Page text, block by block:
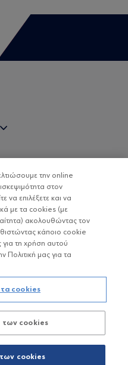
ΑΠΟΔΟΣΗ ΚΑΙ ΟΙ
ΔΙΑΣΦΑΛΙΖΟΥΝ ΤΙΣ
ΑΕΔΑΚ
Δεδομένων
την online
στον
να επιλέξετε και να
με τα cookies (με
ακολουθώντας τον
κάποιο cookie
για τη χρήση αυτού
μας για τα
τα cookies
των cookies
cookies